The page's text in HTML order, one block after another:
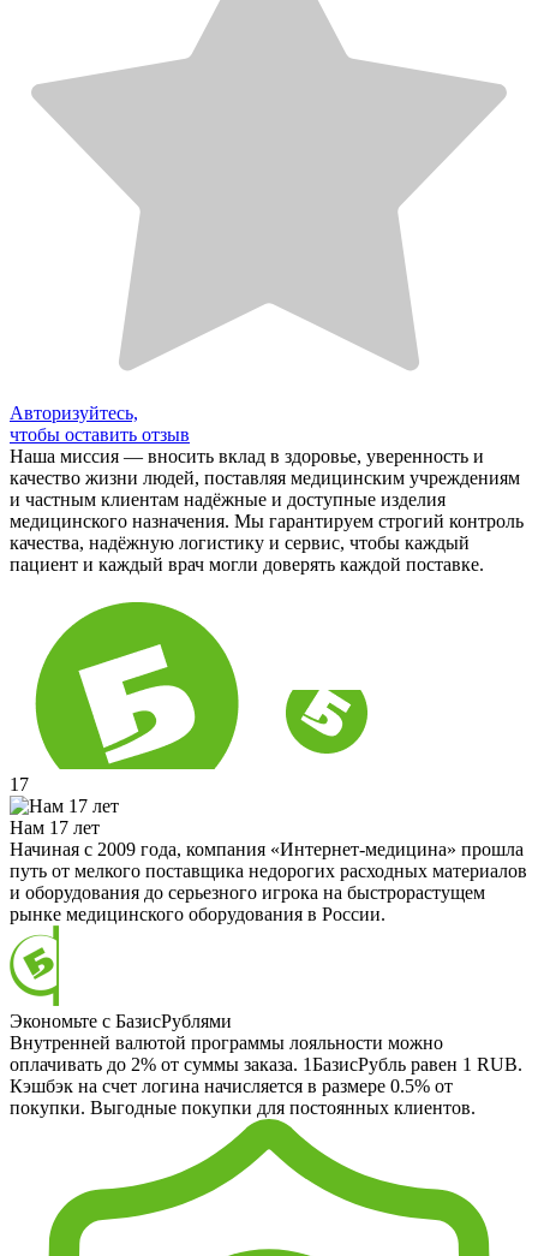
Авторизуйтесь,
чтобы оставить отзыв
Наша миссия — вносить вклад в здоровье, уверенность и
качество жизни людей, поставляя медицинским учреждениям
и частным клиентам надёжные и доступные изделия
медицинского назначения. Мы гарантируем строгий контроль
качества, надёжную логистику и сервис, чтобы каждый
пациент и каждый врач могли доверять каждой поставке.
17
Нам 17 лет
Начиная с 2009 года, компания «Интернет-медицина» прошла
путь от мелкого поставщика недорогих расходных материалов
и оборудования до серьезного игрока на быстрорастущем
рынке медицинского оборудования в России.
Экономьте с БазисРублями
Внутренней валютой программы лояльности можно
оплачивать до 2% от суммы заказа. 1БазисРубль равен 1 RUB.
Кэшбэк на счет логина начисляется в размере 0.5% от
покупки. Выгодные покупки для постоянных клиентов.